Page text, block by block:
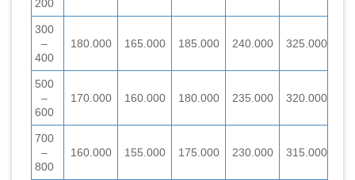
200
300
–
400
180.000 165.000 185.000 240.000 325.000
500
–
600
170.000 160.000 180.000 235.000 320.000
700
–
800
160.000 155.000 175.000 230.000 315.000